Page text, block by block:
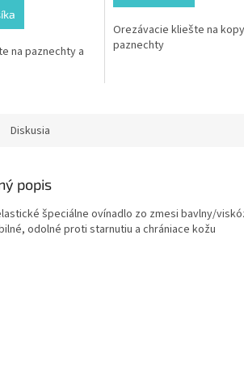
na paznechty a
Orezávacie kliešte na
paznechty
Diskusia
popis
špeciálne ovínadlo zo zmesi bavlny/
odolné proti starnutiu a chrániace kožu